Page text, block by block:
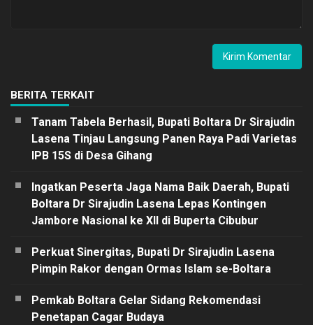
BERITA TERKAIT
Tanam Tabela Berhasil, Bupati Boltara Dr Sirajudin
Lasena Tinjau Langsung Panen Raya Padi Varietas
IPB 15S di Desa Gihang
Ingatkan Peserta Jaga Nama Baik Daerah, Bupati
Boltara Dr Sirajudin Lasena Lepas Kontingen
Jambore Nasional ke XII di Buperta Cibubur
Perkuat Sinergitas, Bupati Dr Sirajudin Lasena
Pimpin Rakor dengan Ormas Islam se-Boltara
Pemkab Boltara Gelar Sidang Rekomendasi
Penetapan Cagar Budaya